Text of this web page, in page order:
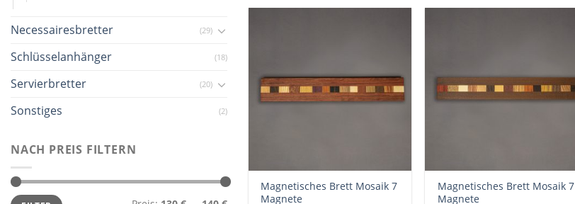
Necessairesbretter (29)
Schlüsselanhänger (18)
Servierbretter (20)
Sonstiges (2)
NACH PREIS FILTERN
Min.
Max.
Magnetisches Brett Mosaik 7
Magnete
Magnetisches Brett Mosaik 7
Magnete